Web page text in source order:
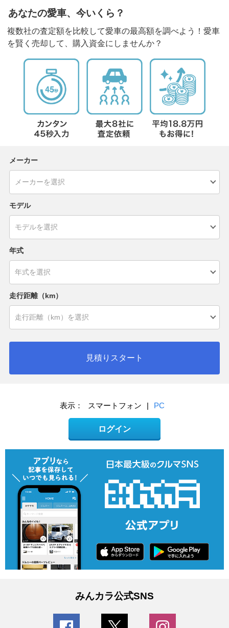
あなたの愛車、今いくら？
複数社の査定額を比較して愛車の最高額を調べよう！愛車
を賢く売却して、購入資金にしませんか？
メーカー
モデル
年式
走行距離（km）
見積りスタート
表示： スマートフォン | PC
ログイン
みんカラ公式SNS